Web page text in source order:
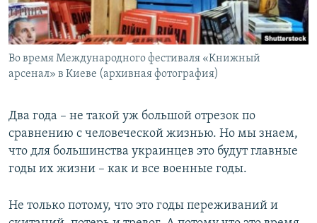
Во время Международного фестиваля «Книжный
арсенал» в Киеве (архивная фотография)
Два года – не такой уж большой отрезок по
сравнению с человеческой жизнью. Но мы знаем,
что для большинства украинцев это будут главные
годы их жизни – как и все военные годы.
Не только потому, что это годы переживаний и